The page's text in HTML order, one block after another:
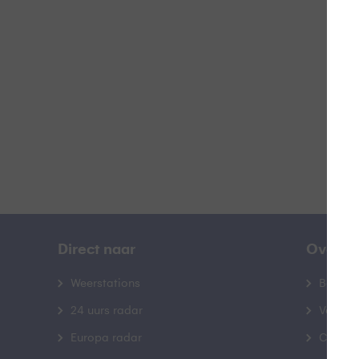
Direct naar
Weerstations
24 uurs radar
Europa radar
Over
Contact